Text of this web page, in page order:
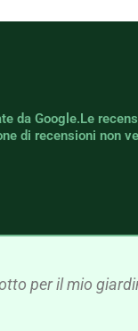
da Google.Le
di recensioni non
per il mio